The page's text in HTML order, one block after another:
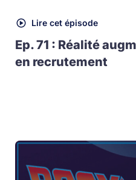
Lire cet épisode
Ep. 71 : Réalité
en recrutement